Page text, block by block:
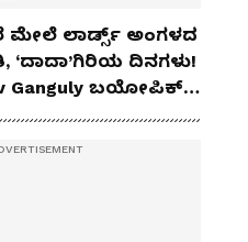
ಮೇಲೆ ಲಾರ್ಡ್ಸ್ ಅಂಗಳದ
‘ದಾದಾ’ಗಿರಿಯ ದಿನಗಳು!
Ganguly ಬಯೋಪಿಕ್‌
ಔಟ್